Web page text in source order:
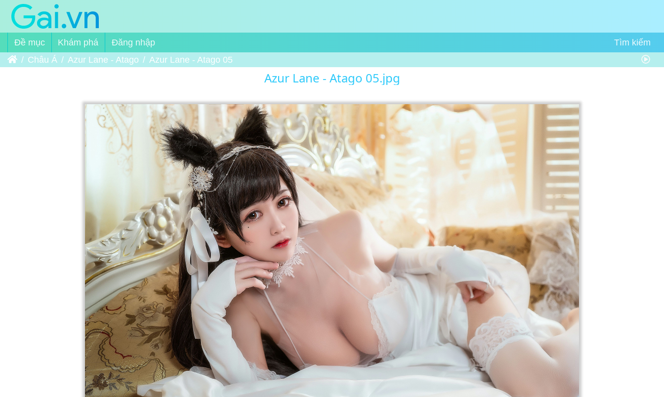
Đề mục Khám phá
Đăng nhập
Trang chủ
Châu Á Azur Lane - Atago Azur Lane - Atago 05
Azur Lane - Atago 05.jpg